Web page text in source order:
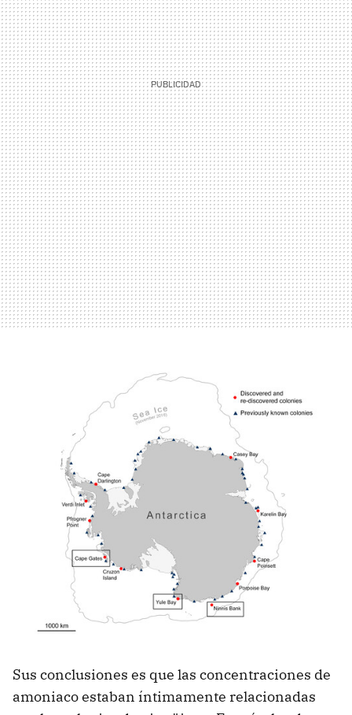
Sus conclusiones es que las concentraciones de
amoniaco estaban íntimamente relacionadas